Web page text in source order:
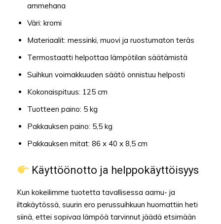
ammehana
Väri: kromi
Materiaalit: messinki, muovi ja ruostumaton teräs
Termostaatti helpottaa lämpötilan säätämistä
Suihkun voimakkuuden säätö onnistuu helposti
Kokonaispituus: 125 cm
Tuotteen paino: 5 kg
Pakkauksen paino: 5,5 kg
Pakkauksen mitat: 86 x 40 x 8,5 cm
Käyttöönotto ja helppokäyttöisyys
Kun kokeilimme tuotetta tavallisessa aamu- ja
iltakäytössä, suurin ero perussuihkuun huomattiin heti
siinä, ettei sopivaa lämpöä tarvinnut jäädä etsimään